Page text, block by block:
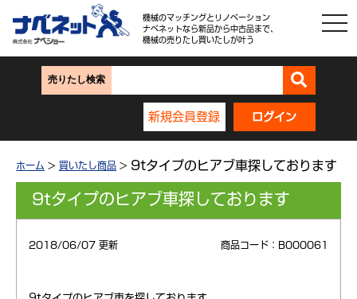
機械のマッチングとリノベーション
ナベネットなら新品から中古品まで、
機械の売りたし買いたしが叶う
売りたし検索
新規会員登録 ログイン
ホーム > 買いたし商品 > 9tタイプのヒアブ車探しております
9tタイプのヒアブ車探しております
2018/06/07 更新 商品コード：B000061